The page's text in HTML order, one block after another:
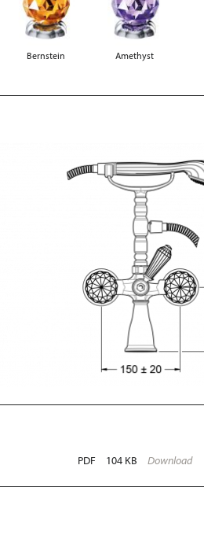
Bernstein Amethyst
PDF 104 KB Download